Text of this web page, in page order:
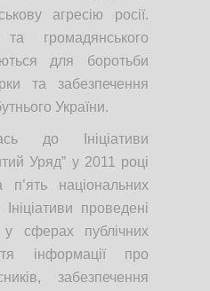
агресію росії.
громадянського
для боротьби
та забезпечення
України.
до Ініціативи
Уряд” у 2011 році
національних
проведені
сферах публічних
інформації про
забезпечення